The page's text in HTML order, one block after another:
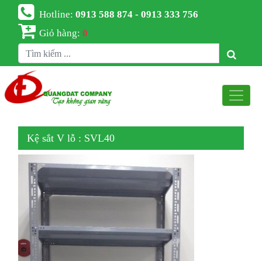
Hotline:0913 588 874 - 0913 333 756
Giỏ hàng:0
Kệ sắt V lỗ : SVL40